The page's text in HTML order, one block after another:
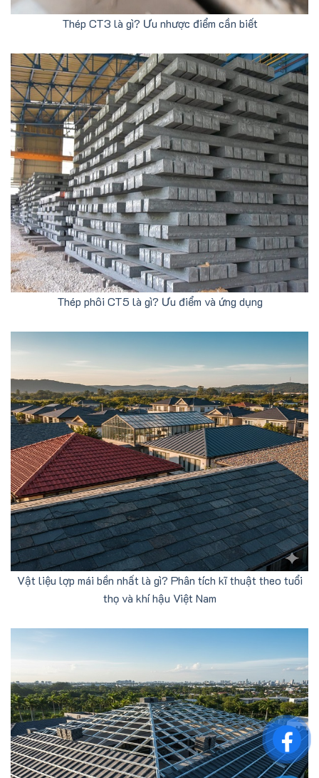
Thép CT3 là gì? Ưu nhược điểm cần biết
Thép phôi CT5 là gì? Ưu điểm và ứng dụng
Vật liệu lợp mái bền nhất là gì? Phân tích kĩ thuật theo tuổi
thọ và khí hậu Việt Nam